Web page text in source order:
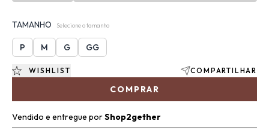
TAMANHO Selecione o tamanho
P M G GG
COMPRAR
WISHLIST COMPARTILHAR
Vendido e entregue porShop2gether